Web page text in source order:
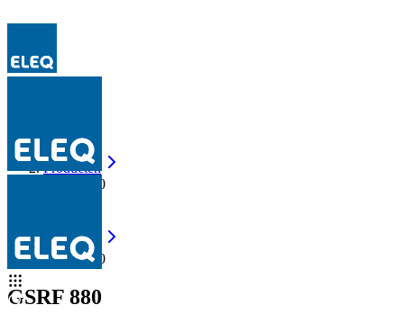
Producten
GSRF 880
Producten
GSRF 880
GSRF 880